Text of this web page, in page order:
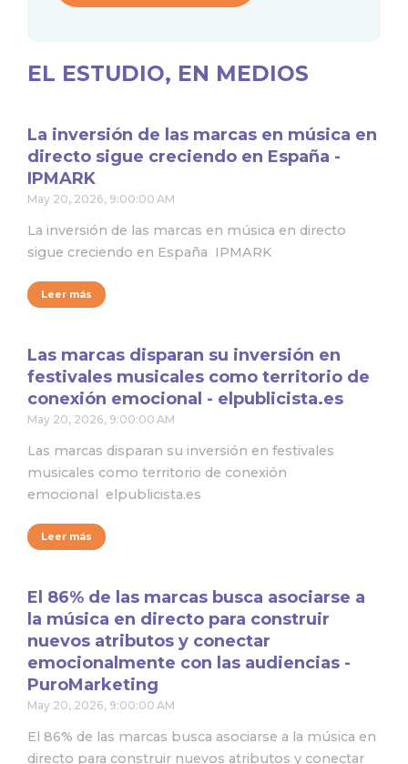
EL ESTUDIO, EN MEDIOS
La inversión de las marcas en música en
directo sigue creciendo en España -
IPMARK
May 20, 2026, 9:00:00 AM
La inversión de las marcas en música en directo
sigue creciendo en España IPMARK
Leer más
Las marcas disparan su inversión en
festivales musicales como territorio de
conexión emocional - elpublicista.es
May 20, 2026, 9:00:00 AM
Las marcas disparan su inversión en festivales
musicales como territorio de conexión
emocional elpublicista.es
Leer más
El 86% de las marcas busca asociarse a
la música en directo para construir
nuevos atributos y conectar
emocionalmente con las audiencias -
PuroMarketing
May 20, 2026, 9:00:00 AM
El 86% de las marcas busca asociarse a la música en
directo para construir nuevos atributos y conectar